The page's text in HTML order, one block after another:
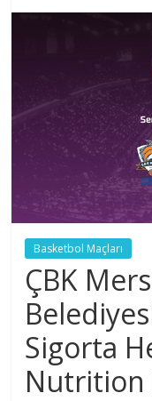
Basketbol Maçları
ÇBK
Sigorta
Nutrition